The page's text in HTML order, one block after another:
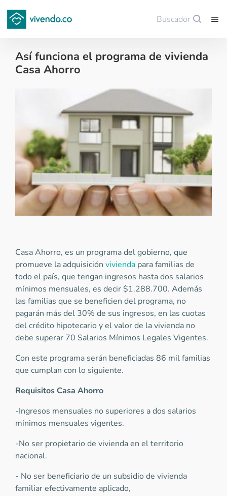
Buscador
Así funciona el programa de vivienda
Casa Ahorro
Noticias de finca raíz - 2016-04-03
Casa Ahorro, es un programa del gobierno, que
promueve la adquisición vivienda para familias de
todo el país, que tengan ingresos hasta dos salarios
mínimos mensuales, es decir $1.288.700. Además
las familias que se beneficien del programa, no
pagarán más del 30% de sus ingresos, en las cuotas
del crédito hipotecario y el valor de la vivienda no
debe superar 70 Salarios Mínimos Legales Vigentes.
Con este programa serán beneficiadas 86 mil familias
que cumplan con lo siguiente.
Requisitos Casa Ahorro
-Ingresos mensuales no superiores a dos salarios
mínimos mensuales vigentes.
-No ser propietario de vivienda en el territorio
nacional.
- No ser beneficiario de un subsidio de vivienda
familiar efectivamente aplicado,
Guardar